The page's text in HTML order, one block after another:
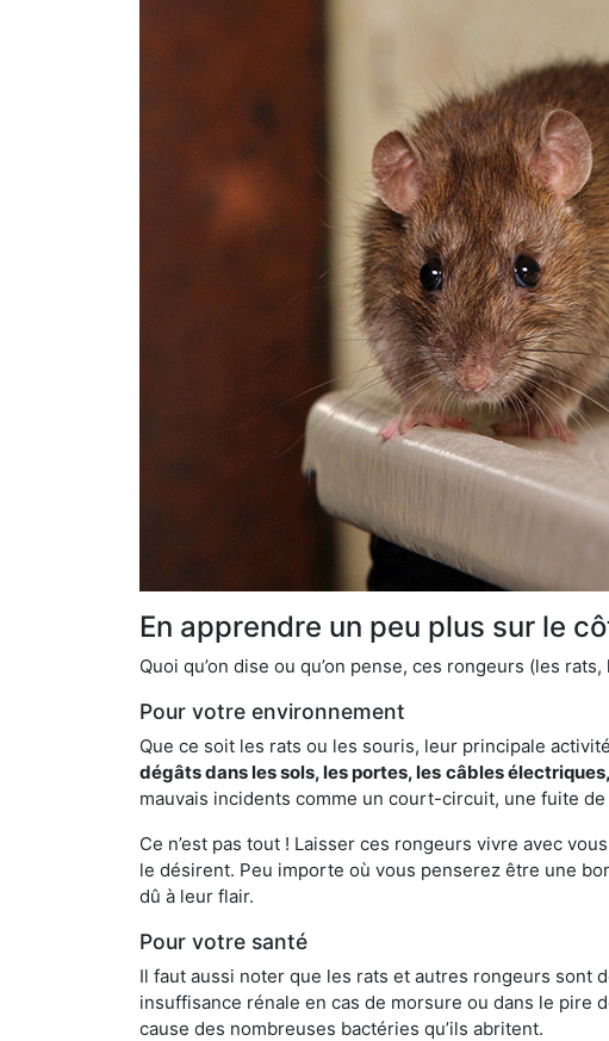
En apprendre un peu plus sur le
Quoi qu’on dise ou qu’on pense, ces rongeurs (les
Pour votre environnement
Que ce soit les rats ou les souris, leur principale
dégâts dans les sols, les portes, les câbles
mauvais incidents comme un court-circuit, une fuite
Ce n’est pas tout ! Laisser ces rongeurs vivre avec
le désirent. Peu importe où vous penserez être une
dû à leur flair.
Pour votre santé
Il faut aussi noter que les rats et autres rongeurs sont
insuffisance rénale en cas de morsure ou dans le pire
cause des nombreuses bactéries qu’ils abritent.